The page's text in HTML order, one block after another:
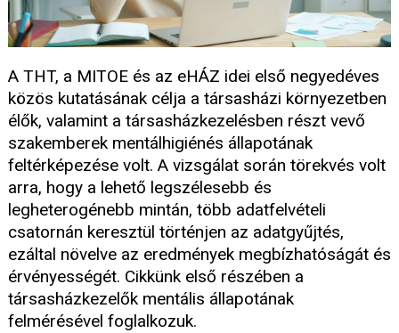
A THT, a MITOE és az eHÁZ idei első negyedéves
közös kutatásának célja a társasházi környezetben
élők, valamint a társasházkezelésben részt vevő
szakemberek mentálhigiénés állapotának
feltérképezése volt. A vizsgálat során törekvés volt
arra, hogy a lehető legszélesebb és
legheterogénebb mintán, több adatfelvételi
csatornán keresztül történjen az adatgyűjtés,
ezáltal növelve az eredmények megbízhatóságát és
érvényességét. Cikkünk első részében a
társasházkezelők mentális állapotának
felmérésével foglalkozuk.